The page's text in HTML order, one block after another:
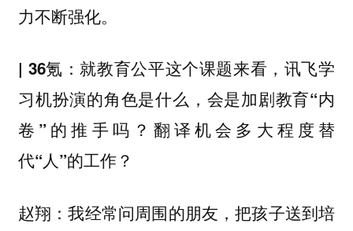
力不断强化。
| 36氪：就教育公平这个课题来看，讯飞学
习机扮演的角色是什么，会是加剧教育“内
卷”的推手吗？翻译机会多大程度替
代“人”的工作？
赵翔：我经常问周围的朋友，把孩子送到培